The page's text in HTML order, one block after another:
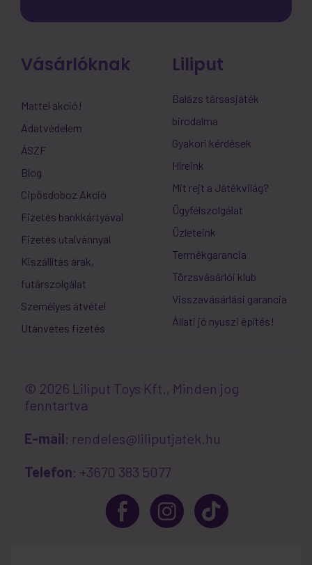
Vásárlóknak
Mattel akció!
Adatvédelem
ÁSZF
Blog
Cipősdoboz Akció
Fizetés bankkártyával
Fizetés utalvánnyal
Kiszállítás árak,
futárszolgálat
Személyes átvétel
Utánvétes fizetés
Liliput
Balázs társasjáték
birodalma
Gyakori kérdések
Híreink
Mit rejt a Játékvilág?
Ügyfélszolgálat
Üzleteink
Termékgarancia
Törzsvásárlói klub
Visszavásárlási garancia
Állati jó nyuszi építés!
© 2026 Liliput Toys Kft., Minden jog
fenntartva
E-mail: rendeles@liliputjatek.hu
Telefon: +3670 383 5077